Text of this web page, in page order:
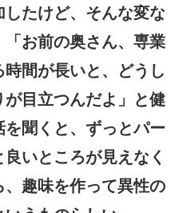
したけど、そんな変な
お前の奥さん、専業
間が長いと、どうし
目立つんだよ」と健
聞くと、ずっとパー
いところが見えなく
趣味を作って異性の